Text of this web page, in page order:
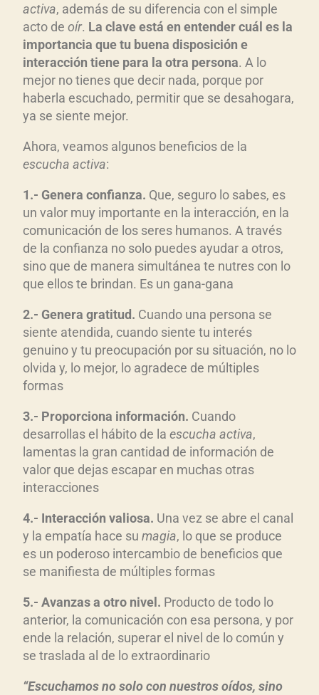
activa, además de su diferencia con el simple
acto de oír. La clave está en entender cuál es la
importancia que tu buena disposición e
interacción tiene para la otra persona. A lo
mejor no tienes que decir nada, porque por
haberla escuchado, permitir que se desahogara,
ya se siente mejor.
Ahora, veamos algunos beneficios de la
escucha activa:
1.- Genera confianza. Que, seguro lo sabes, es
un valor muy importante en la interacción, en la
comunicación de los seres humanos. A través
de la confianza no solo puedes ayudar a otros,
sino que de manera simultánea te nutres con lo
que ellos te brindan. Es un gana-gana
2.- Genera gratitud. Cuando una persona se
siente atendida, cuando siente tu interés
genuino y tu preocupación por su situación, no lo
olvida y, lo mejor, lo agradece de múltiples
formas
3.- Proporciona información. Cuando
desarrollas el hábito de la escucha activa,
lamentas la gran cantidad de información de
valor que dejas escapar en muchas otras
interacciones
4.- Interacción valiosa. Una vez se abre el canal
y la empatía hace su magia, lo que se produce
es un poderoso intercambio de beneficios que
se manifiesta de múltiples formas
5.- Avanzas a otro nivel. Producto de todo lo
anterior, la comunicación con esa persona, y por
ende la relación, superar el nivel de lo común y
se traslada al de lo extraordinario
“Escuchamos no solo con nuestros oídos, sino